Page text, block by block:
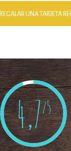
REGALAR UNA TARJETA
4,7/5